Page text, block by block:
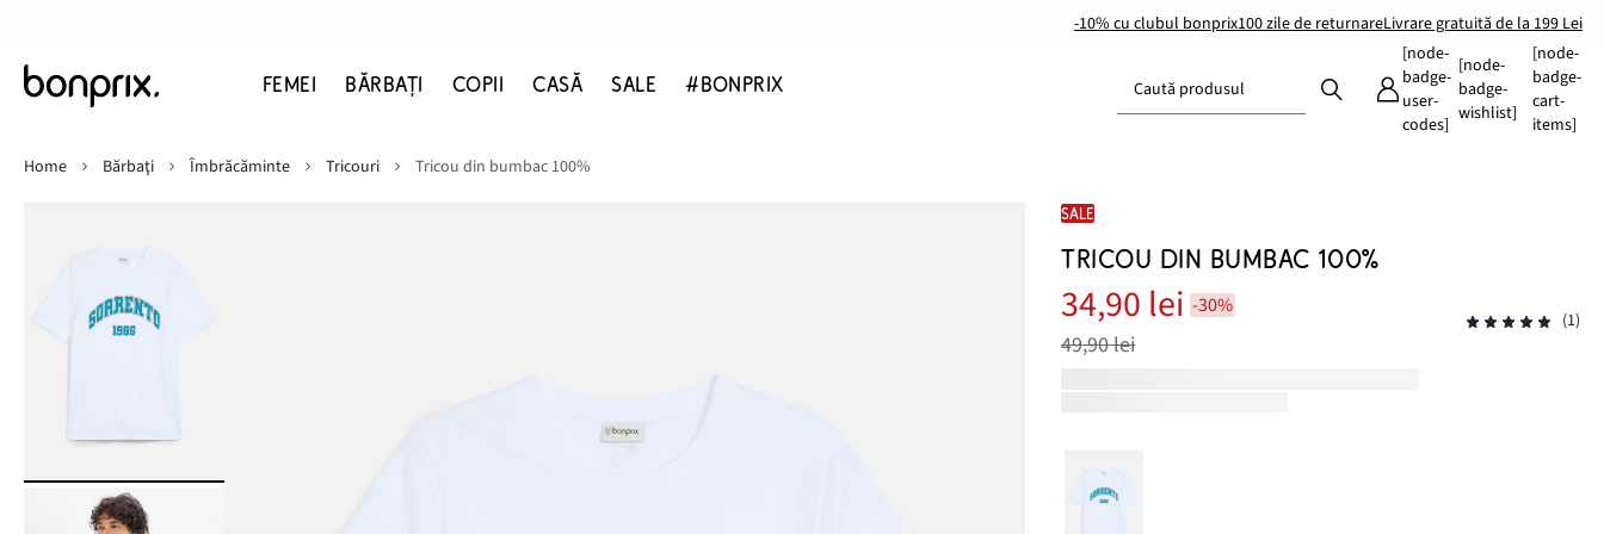
-10% cu clubul bonprix100 zile de returnareLivrare gratuită de la 199 Lei
FEMEI BĂRBAŢI COPII CASĂ SALE #BONPRIX Caută produsul
[node-
badge-
user-
codes]
[node-
badge-
wishlist]
[node-
badge-
cart-
items]
Home
Bărbaţi Îmbrăcăminte Tricouri Tricou din bumbac 100%
SALE
TRICOU DIN BUMBAC 100%
34,90 lei -30%
49,90 lei
(1)